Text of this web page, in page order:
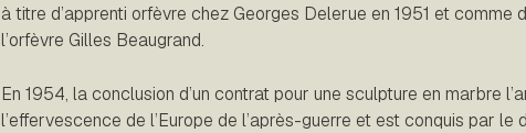
à titre d’apprenti orfèvre chez Georges Delerue en 1951 et comme
l’orfèvre Gilles Beaugrand.
En 1954, la conclusion d’un contrat pour une sculpture en marbre
l’effervescence de l’Europe de l’après-guerre et est conquis par le